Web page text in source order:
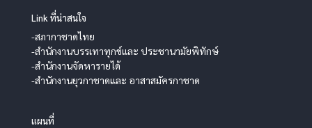
Link ที่น่าสนใจ
-สภากาชาดไทย
-สำนักงานบรรเทาทุกข์และ ประชานามัยพิทักษ์
-สำนักงานจัดหารายได้
-สำนักงานยุวกาชาดและ อาสาสมัครกาชาด
แผนที่